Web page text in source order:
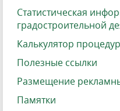
Статистическая
градостроительной
Калькулятор
Полезные ссылки
Размещение
Памятки